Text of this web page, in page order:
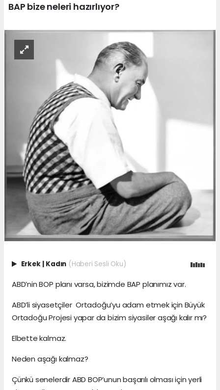
BAP bize neleri hazırlıyor?
Erkek | Kadın (Haberi Sesli Oku)
ABD’nin BOP planı varsa, bizimde BAP planımız var.
ABD’li siyasetçiler Ortadoğu’yu adam etmek için Büyük
Ortadoğu Projesi yapar da bizim siyasiler aşağı kalır mı?
Elbette kalmaz.
Neden aşağı kalmaz?
Çünkü senelerdir ABD BOP’unun başarılı olması için yerli